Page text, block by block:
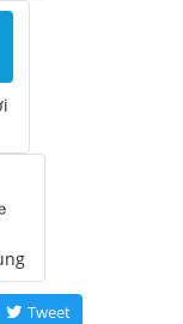
Tweet